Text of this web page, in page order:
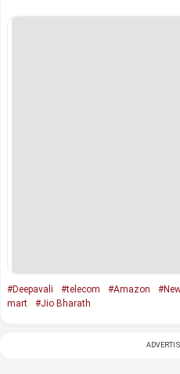
#Deepavali #telecom #Amazon
mart
#Jio Bharath